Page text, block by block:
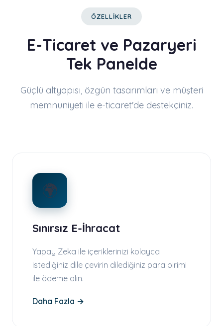
ÖZELLİKLER
E-Ticaret ve Pazaryeri
Tek Panelde
Güçlü altyapısı, özgün tasarımları ve müşteri
memnuniyeti ile e-ticaret'de destekçiniz.
🌍
Sınırsız E-İhracat
Yapay Zeka ile içeriklerinizi kolayca
istediğiniz dile çevirin dilediğiniz para birimi
ile ödeme alın.
Daha Fazla →